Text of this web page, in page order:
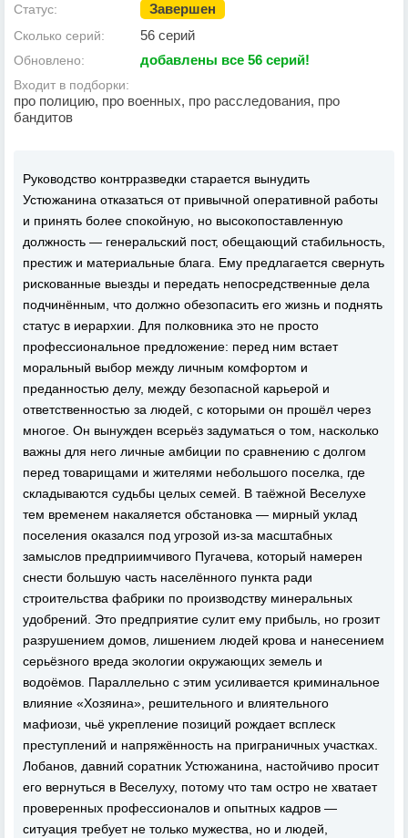
Статус: Завершен
Сколько серий: 56 серий
Обновлено: добавлены все 56 серий!
Входит в подборки:
про полицию, про военных, про расследования, про
бандитов
Руководство контрразведки старается вынудить
Устюжанина отказаться от привычной оперативной работы
и принять более спокойную, но высокопоставленную
должность — генеральский пост, обещающий стабильность,
престиж и материальные блага. Ему предлагается свернуть
рискованные выезды и передать непосредственные дела
подчинённым, что должно обезопасить его жизнь и поднять
статус в иерархии. Для полковника это не просто
профессиональное предложение: перед ним встает
моральный выбор между личным комфортом и
преданностью делу, между безопасной карьерой и
ответственностью за людей, с которыми он прошёл через
многое. Он вынужден всерьёз задуматься о том, насколько
важны для него личные амбиции по сравнению с долгом
перед товарищами и жителями небольшого поселка, где
складываются судьбы целых семей. В таёжной Веселухе
тем временем накаляется обстановка — мирный уклад
поселения оказался под угрозой из-за масштабных
замыслов предприимчивого Пугачева, который намерен
снести большую часть населённого пункта ради
строительства фабрики по производству минеральных
удобрений. Это предприятие сулит ему прибыль, но грозит
разрушением домов, лишением людей крова и нанесением
серьёзного вреда экологии окружающих земель и
водоёмов. Параллельно с этим усиливается криминальное
влияние «Хозяина», решительного и влиятельного
мафиози, чьё укрепление позиций рождает всплеск
преступлений и напряжённость на приграничных участках.
Лобанов, давний соратник Устюжанина, настойчиво просит
его вернуться в Веселуху, потому что там остро не хватает
проверенных профессионалов и опытных кадров —
ситуация требует не только мужества, но и людей,